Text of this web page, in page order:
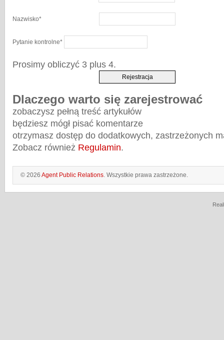
Nazwisko*
Pytanie kontrolne*
Prosimy obliczyć 3 plus 4.
Dlaczego warto się zarejestrować
zobaczysz pełną treść artykułów
będziesz mógł pisać komentarze
otrzymasz dostęp do dodatkowych, zastrzeżonych
Zobacz również Regulamin.
© 2026 Agent Public Relations. Wszystkie prawa zastrzeżone.